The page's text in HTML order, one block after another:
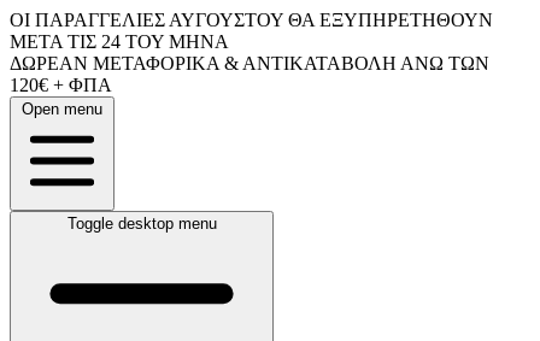
ΟΙ ΠΑΡΑΓΓΕΛΙΕΣ ΑΥΓΟΥΣΤΟΥ ΘΑ ΕΞΥΠΗΡΕΤΗΘΟΥΝ
ΜΕΤΑ ΤΙΣ 24 ΤΟΥ ΜΗΝΑ
ΔΩΡΕΑΝ ΜΕΤΑΦΟΡΙΚΑ & ΑΝΤΙΚΑΤΑΒΟΛΗ ΑΝΩ ΤΩΝ
120€ + ΦΠΑ
Open menu
Toggle desktop menu